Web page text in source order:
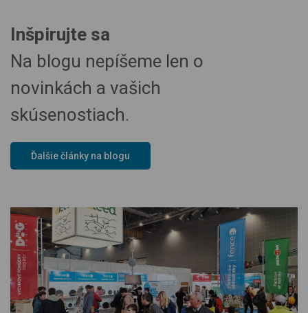
Inšpirujte sa
Na blogu nepíšeme len o
novinkách a vašich
skúsenostiach.
Ďalšie články na blogu